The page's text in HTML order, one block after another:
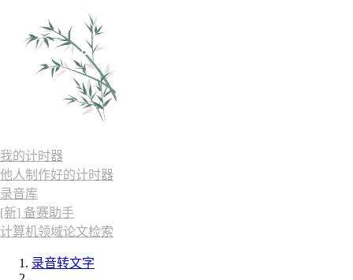
我的计时器
他人制作好的计时器
录音库
[新] 备赛助手
计算机领域论文检索
录音转文字